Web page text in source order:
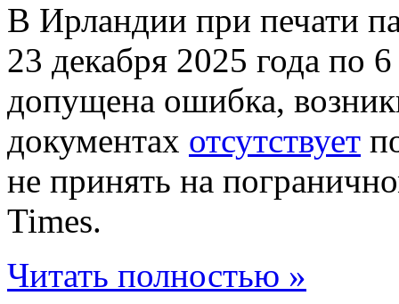
В Ирландии при печати
23 декабря 2025 года по
допущена ошибка,
документах отсутствует
не принять на
Times.
Читать полностью »